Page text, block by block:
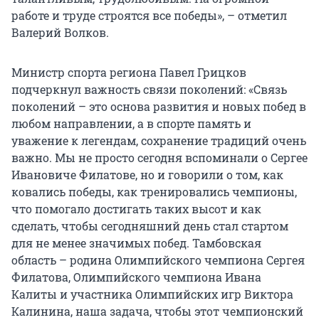
работе и труде строятся все победы», – отметил
Валерий Волков.
Министр спорта региона Павел Грицков
подчеркнул важность связи поколений: «Связь
поколений – это основа развития и новых побед в
любом направлении, а в спорте память и
уважение к легендам, сохранение традиций очень
важно. Мы не просто сегодня вспоминали о Сергее
Ивановиче Филатове, но и говорили о том, как
ковались победы, как тренировались чемпионы,
что помогало достигать таких высот и как
сделать, чтобы сегодняшний день стал стартом
для не менее значимых побед. Тамбовская
область – родина Олимпийского чемпиона Сергея
Филатова, Олимпийского чемпиона Ивана
Калиты и участника Олимпийских игр Виктора
Калинина, наша задача, чтобы этот чемпионский